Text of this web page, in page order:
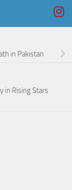
in Pakistan
in Rising Stars